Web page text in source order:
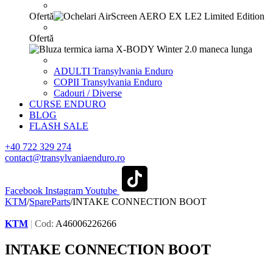
Ofertă
Ofertă
ADULTI Transylvania Enduro
COPII Transylvania Enduro
Cadouri / Diverse
CURSE ENDURO
BLOG
FLASH SALE
+40 722 329 274
contact@transylvaniaenduro.ro
Facebook InstagramYoutube
KTM/SpareParts/INTAKE CONNECTION BOOT
KTM | Cod: A46006226266
INTAKE CONNECTION BOOT